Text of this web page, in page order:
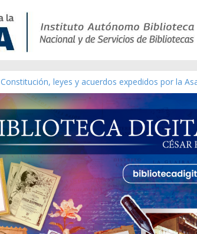
Constitución, leyes y acuerdos expedidos por la
Una Parálisis [material gráfico]
Modesta Bor Sánchez [material gráfico]
Gaceta Oficial de la República de Venezuela año
Catálogo temático de obras de Modesta Bor